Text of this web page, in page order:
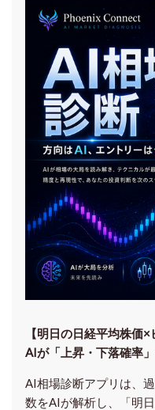
【明日の⽇経平均株価
AIが「上昇・下落確率
AI相場診断アプリは、
数をAIが解析し、「明